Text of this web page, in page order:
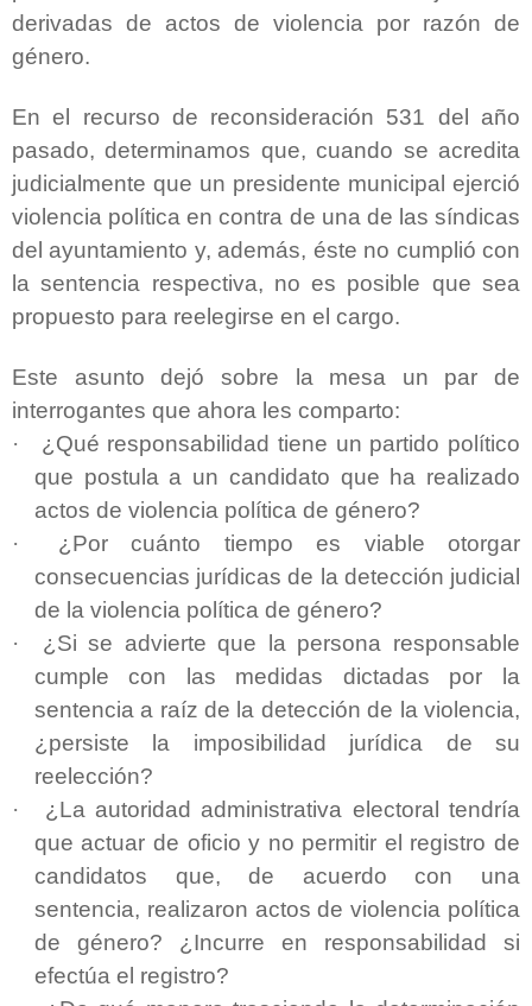
derivadas de actos de violencia por razón de
género.
En el recurso de reconsideración 531 del año
pasado, determinamos que,cuando se acredita
judicialmente que un presidente municipal ejerció
violencia política en contra de una de las síndicas
del ayuntamiento y, además, éste no cumplió con
la sentencia respectiva, no es posible que sea
propuesto para reelegirse en el cargo.
Este asunto dejó sobre la mesa un par de
interrogantes que ahora les comparto:
·
¿Qué responsabilidad tiene un partido político
que postula a un candidato que ha realizado
actos de violencia política de género?
·
¿Por cuánto tiempo es viable otorgar
consecuencias jurídicas de la detección judicial
de la violencia política de género?
·
¿Si se advierte que la persona responsable
cumple con las medidas dictadas por la
sentencia a raíz de la detección de la violencia,
¿persiste la imposibilidad jurídica de su
reelección?
·
¿La autoridad administrativa electoral tendría
que actuar de oficio y no permitir el registro de
candidatos que, de acuerdo con una
sentencia, realizaron actos de violencia política
de género? ¿Incurre en responsabilidad si
efectúa el registro?